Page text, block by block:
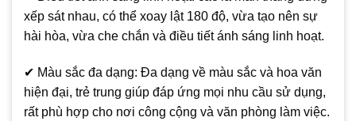
xếp sát nhau, có thể xoay lật 180 độ, vừa tạo nên sự
hài hòa, vừa che chắn và điều tiết ánh sáng linh hoạt.
✔ Màu sắc đa dạng: Đa dạng về màu sắc và hoa văn
hiện đại, trẻ trung giúp đáp ứng mọi nhu cầu sử dụng,
rất phù hợp cho nơi công cộng và văn phòng làm việc.